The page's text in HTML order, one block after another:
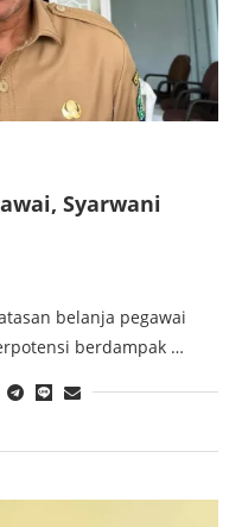
Syarwani
belanja pegawai
berdampak …